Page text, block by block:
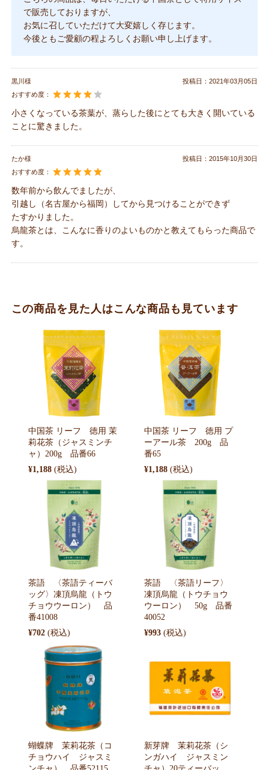
で販売しておりますが、
お気に召していただけて大変嬉しく存じます。
今後ともご愛顧の程よろしくお願い申し上げます。
黒川様 投稿日： 2021年03月05日
おすすめ度：
小さくなっている茶葉が、蒸らした後にとても大きく開いている
ことに驚きました。
たか様 投稿日： 2015年10月30日
おすすめ度：
数年前から飲んでましたが、
引越し（名古屋から福岡）してから見つけることができず
たすかりました。
烏龍茶とは、こんなに香りのよいものかと教えてもらった商品で
す。
この商品を見た人はこんな商品も見ています
中国茶 リーフ 徳用 茉
莉花茶（ジャスミンチ
ャ）200g 品番66
¥1,188
中国茶 リーフ 徳用 プ
ーアール茶 200g 品
番65
¥1,188
茶語 〈茶語ティーバ
ッグ〉凍頂烏龍（トウ
チョウウーロン） 品
番41008
¥702
茶語 〈茶語リーフ〉
凍頂烏龍（トウチョウ
ウーロン） 50g 品番
40052
¥993
蝴蝶牌 茉莉花茶（コ
チョウハイ ジャスミ
新芽牌 茉莉花茶（シ
ンガハイ ジャスミン